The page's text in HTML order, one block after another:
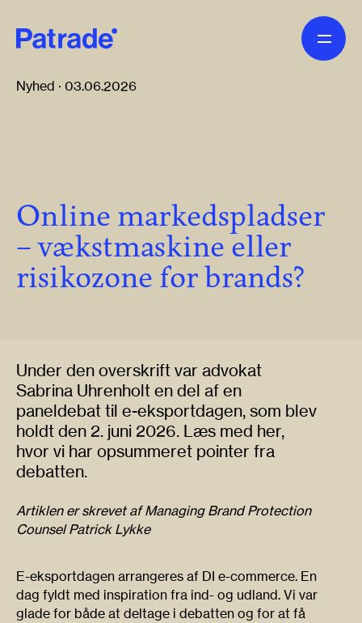
Nyhed · 03.06.2026
Online markedspladser
– vækstmaskine eller
risikozone for brands?
Under den overskrift var advokat
Sabrina Uhrenholt en del af en
paneldebat til e-eksportdagen, som blev
holdt den 2. juni 2026. Læs med her,
hvor vi har opsummeret pointer fra
debatten.
Artiklen er skrevet af Managing Brand Protection
Counsel Patrick Lykke
E-eksportdagen arrangeres af DI e-commerce. En
dag fyldt med inspiration fra ind- og udland. Vi var
glade for både at deltage i debatten og for at få